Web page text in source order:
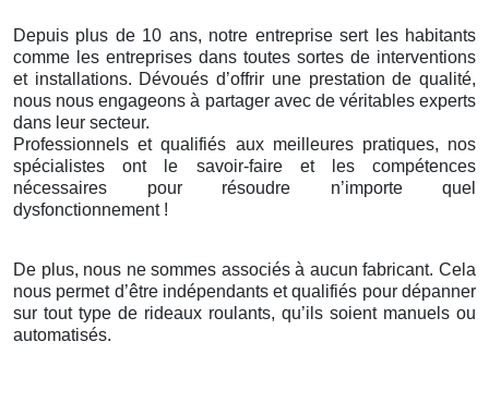
Depuis plus de 10 ans, notre entreprise sert les habitants
comme les entreprises dans toutes sortes de interventions
et installations. Dévoués d’offrir une prestation de qualité,
nous nous engageons à partager avec de véritables experts
dans leur secteur.
Professionnels et qualifiés aux meilleures pratiques, nos
spécialistes ont le savoir-faire et les compétences
nécessaires pour résoudre n’importe quel
dysfonctionnement !
De plus, nous ne sommes associés à aucun fabricant. Cela
nous permet d’être indépendants et qualifiés pour dépanner
sur tout type de rideaux roulants, qu’ils soient manuels ou
automatisés.